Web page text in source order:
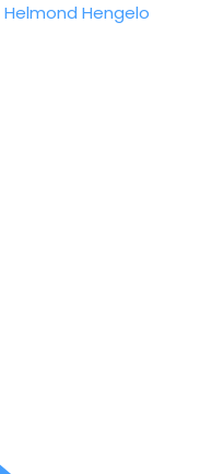
Helmond Hengelo